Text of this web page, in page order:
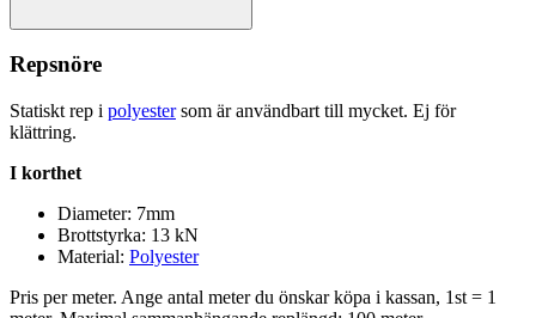
Repsnöre
Statiskt rep i polyestersom är användbart till mycket. Ej för
klättring.
I korthet
Diameter: 7mm
Brottstyrka: 13 kN
Material: Polyester
Pris per meter. Ange antal meter du önskar köpa i kassan, 1st = 1